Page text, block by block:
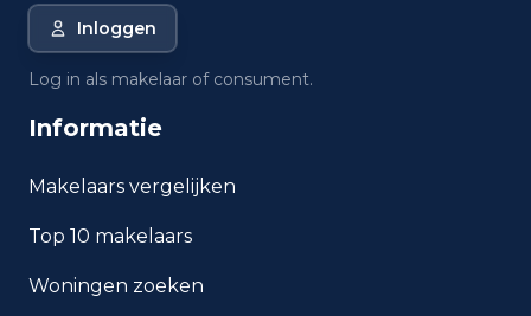
waarde in Boskoop?
Wat is het gemiddelde
Boskoop?
Hoe veilig is wonen in
Welke woningtypen komen
het meest voor in Boskoop?
Inloggen
Log in als makelaar of consument.
Informatie
Makelaars vergelijken
Top 10 makelaars
Woningen zoeken